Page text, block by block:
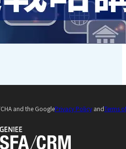
and the GooglePrivacy Policy andTerms